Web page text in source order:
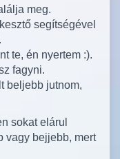
meg.
segítségével
te, én nyertem :).
fagyni.
beljebb jutnom,
sokat elárul
vagy bejjebb, mert